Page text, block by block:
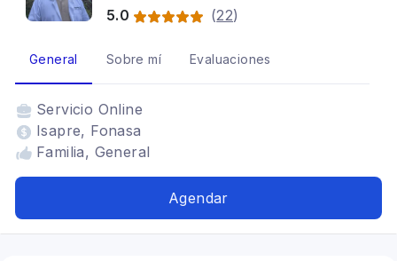
5.0
(22)
General Sobre mí Evaluaciones
Servicio Online
Isapre, Fonasa
Familia, General
Agendar